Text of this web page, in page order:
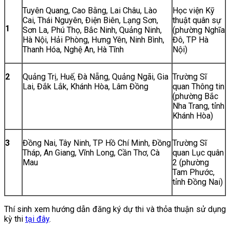
1
Tuyên Quang, Cao Bằng, Lai Châu, Lào
Cai, Thái Nguyên, Điện Biên, Lạng Sơn,
Sơn La, Phú Thọ, Bắc Ninh, Quảng Ninh,
Hà Nội, Hải Phòng, Hưng Yên, Ninh Bình,
Thanh Hóa, Nghệ An, Hà Tĩnh
Học viện Kỹ
thuật quân sự
(phường Nghĩa
Đô, TP Hà
Nội)
2
Quảng Trị, Huế, Đà Nẵng, Quảng Ngãi, Gia
Lai, Đắk Lắk, Khánh Hòa, Lâm Đồng
Trường Sĩ
quan Thông tin
(phường Bắc
Nha Trang, tỉnh
Khánh Hòa)
3
Đồng Nai, Tây Ninh, TP Hồ Chí Minh, Đồng
Tháp, An Giang, Vĩnh Long, Cần Thơ, Cà
Mau
Trường Sĩ
quan Lục quân
2 (phường
Tam Phước,
tỉnh Đồng Nai)
Thí sinh xem hướng dẫn đăng ký dự thi và thỏa thuận sử dụng
kỳ thi tại đây.